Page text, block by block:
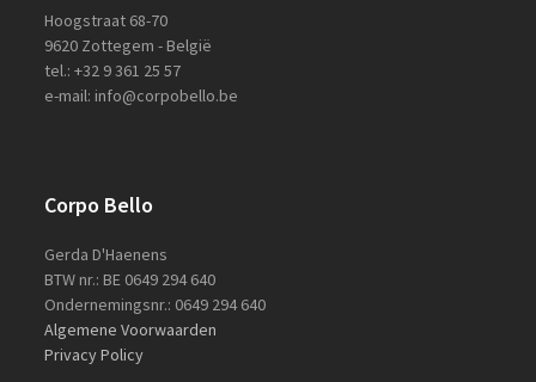
Hoogstraat 68-70
9620 Zottegem - België
tel.: +32 9 361 25 57
e-mail: info@corpobello.be
Corpo Bello
Gerda D'Haenens
BTW nr.: BE 0649 294 640
Ondernemingsnr.: 0649 294 640
Algemene Voorwaarden
Privacy Policy